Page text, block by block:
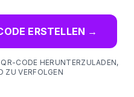
ERSTELLEN →
CODE HERUNTERZULADEN,
ZU VERFOLGEN